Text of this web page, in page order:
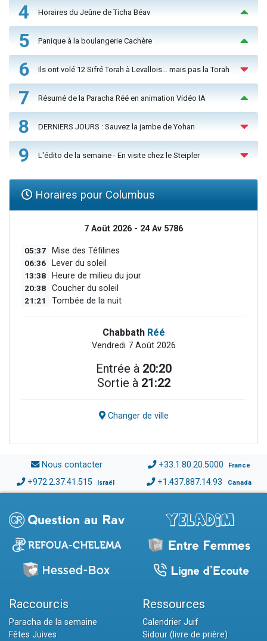
4 Horaires du Jeûne de Ticha Béav
5 Panique à la boulangerie Cachère
6 Ils ont volé 12 Sifré Torah à Levallois… mais pas la Torah
7 Résumé de la Paracha Réé en animation Vidéo IA
8 DERNIERS JOURS : Sauvez la jambe de Yohan
9 L'édito de la semaine - En visite chez le Steipler
Horaires pour Columbus
7 Août 2026 - 24 Av 5786
05:37 Mise des Téfilines
06:36 Lever du soleil
13:38 Heure de milieu du jour
20:38 Coucher du soleil
21:21 Tombée de la nuit
Chabbath Réé
Vendredi 7 Août 2026
Entrée à 20:20
Sortie à 21:22
Changer de ville
Nous contacter +33.1.80.20.5000 France
+972.2.37.41.515 Israël +1.437.887.14.93 Canada
Raccourcis
Paracha de la semaine
Fêtes Juives
Ressources
Calendrier Juif
Sidour (livre de prière)